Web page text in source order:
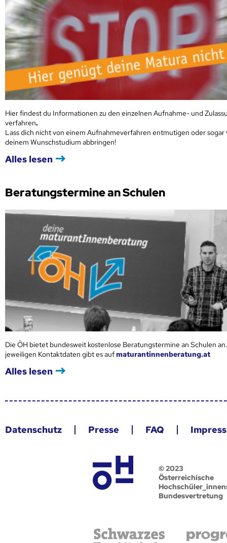
Hier findest du Informationen zu den einzelnen Aufnahme- und
verfahren.
Lass dich nicht von einem Aufnahmeverfahren entmutigen oder sogar
deinem Wunschstudium abbringen!
Alles lesen
Beratungstermine an Schulen
Die ÖH bietet bundesweit kostenlose Beratungstermine an Schulen
jeweiligen Kontaktdaten gibt es aufmaturantinnenberatung.at
Alles lesen
Datenschutz Presse FAQ
© 2023
Österreichische
Bundesvertretung